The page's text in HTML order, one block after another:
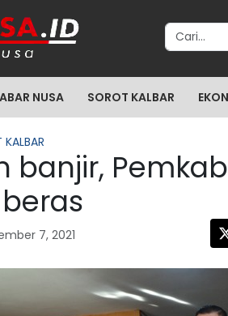
Search for:
NUSA SOROT KALBAR
banjir,
7, 2021